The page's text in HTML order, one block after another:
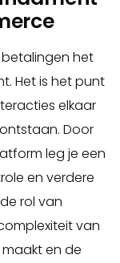
het
Het is het punt
elkaar
Door
leg je een
en verdere
rol van
van
en de